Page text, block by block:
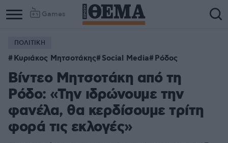
Games
ΠΟΛΙΤΙΚΗ
Κυριάκος Μητσοτάκης Social Media Ρόδος
Βίντεο Μητσοτάκη από τη
Ρόδο: «Την ιδρώνουμε την
φανέλα, θα κερδίσουμε τρίτη
φορά τις εκλογές»